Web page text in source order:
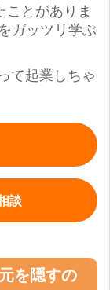
とがありま
ガッツリ学ぶ
て起業しちゃ
談
を隠すの